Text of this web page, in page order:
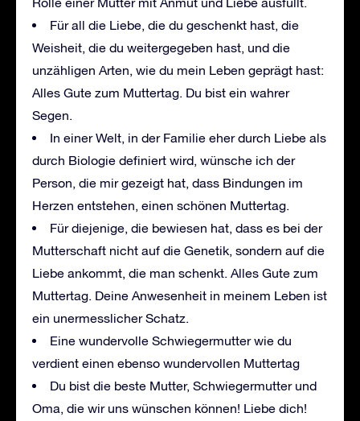
Für all die Liebe, die du geschenkt hast, die
Weisheit, die du weitergegeben hast, und die
unzähligen Arten, wie du mein Leben geprägt hast:
Alles Gute zum Muttertag. Du bist ein wahrer
Segen.
In einer Welt, in der Familie eher durch Liebe als
durch Biologie definiert wird, wünsche ich der
Person, die mir gezeigt hat, dass Bindungen im
Herzen entstehen, einen schönen Muttertag.
Für diejenige, die bewiesen hat, dass es bei der
Mutterschaft nicht auf die Genetik, sondern auf die
Liebe ankommt, die man schenkt. Alles Gute zum
Muttertag. Deine Anwesenheit in meinem Leben ist
ein unermesslicher Schatz.
Eine wundervolle Schwiegermutter wie du
verdient einen ebenso wundervollen Muttertag
Du bist die beste Mutter, Schwiegermutter und
Oma, die wir uns wünschen können! Liebe dich!